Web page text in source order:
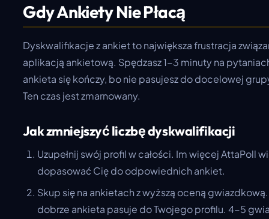
Gdy Ankiety Nie Płacą
Dyskwalifikacje z ankiet to największa frustracja
aplikacją ankietową. Spędzasz 1-3 minuty na
ankieta się kończy, bo nie pasujesz do docelowej
Ten czas jest zmarnowany.
Jak zmniejszyć liczbę dyskwalifikacji
Uzupełnij swój profil w całości. Im więcej AttaPoll
dopasować Cię do odpowiednich ankiet.
Skup się na ankietach z wyższą oceną
dobrze ankieta pasuje do Twojego profilu. 4-5